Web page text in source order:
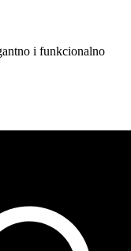
i funkcionalno